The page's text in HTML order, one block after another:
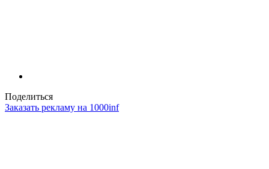
Поделиться
Заказать рекламу на 1000inf